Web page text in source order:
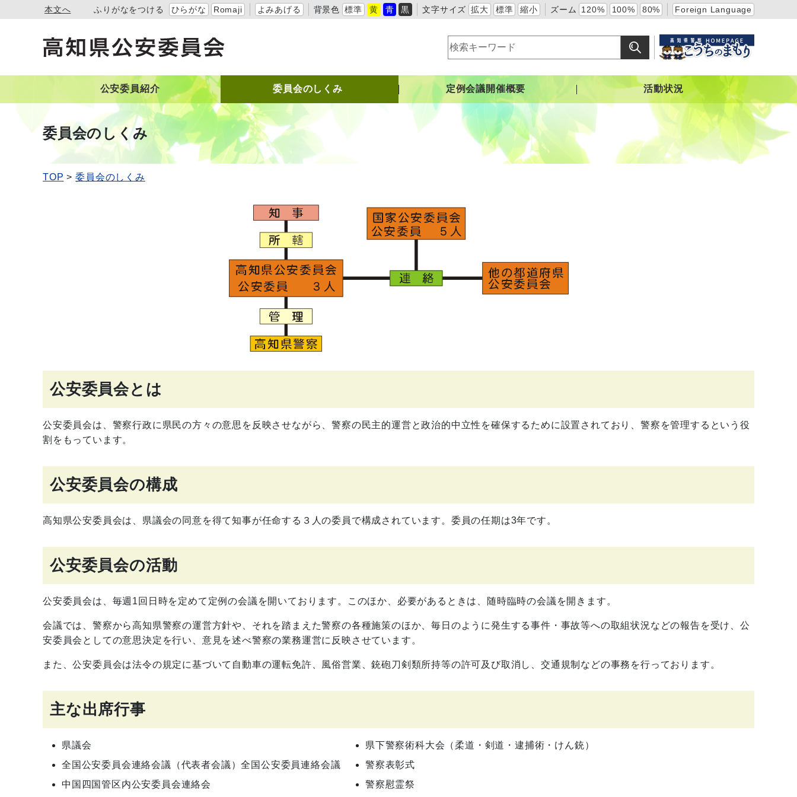
本文へ ふりがなをつける ひらがな Romaji よみあげる 背景色 標準 黄 青 黒 文字サイズ 拡大 標準 縮小 ズーム 120% 100% 80% Foreign Language
公安委員紹介 委員会のしくみ 定例会議開催概要 活動状況
委員会のしくみ
TOP 委員会のしくみ
公安委員会とは
公安委員会は、警察行政に県民の方々の意思を反映させながら、警察の民主的運営と政治的中立性を確保するために設置されており、警察を管理するという役
割をもっています。
公安委員会の構成
高知県公安委員会は、県議会の同意を得て知事が任命する３人の委員で構成されています。委員の任期は3年です。
公安委員会の活動
公安委員会は、毎週1回日時を定めて定例の会議を開いております。このほか、必要があるときは、随時臨時の会議を開きます。
会議では、警察から高知県警察の運営方針や、それを踏まえた警察の各種施策のほか、毎日のように発生する事件・事故等への取組状況などの報告を受け、公
安委員会としての意思決定を行い、意見を述べ警察の業務運営に反映させています。
また、公安委員会は法令の規定に基づいて自動車の運転免許、風俗営業、銃砲刀剣類所持等の許可及び取消し、交通規制などの事務を行っております。
主な出席行事
県議会
全国公安委員会連絡会議（代表者会議）全国公安委員連絡会議
中国四国管区内公安委員会連絡会
県下警察術科大会（柔道・剣道・逮捕術・けん銃）
警察表彰式
警察慰霊祭